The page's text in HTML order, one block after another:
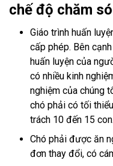
chế độ chăm
Giáo trình huấn
cấp phép. Bên
huấn luyện của
có nhiều kinh
nghiệm của chúng
chó phải có tối
trách 10 đến 15 con.
Chó phải được ăn
đơn thay đổi, có